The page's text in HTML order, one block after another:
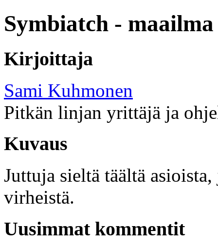
Symbiatch -
Kirjoittaja
Sami Kuhmonen
Pitkän linjan yrittäjä ja
Kuvaus
Juttuja sieltä täältä
virheistä.
Uusimmat kommentit